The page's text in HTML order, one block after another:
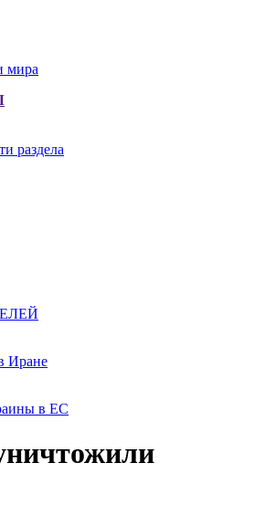
раздела
Иране
в ЕС